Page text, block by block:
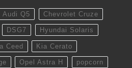
Audi Q5 Chevrolet Cruze
DSG7 Hyundai Solaris
Ceed Kia Cerato
Opel Astra H popcorn